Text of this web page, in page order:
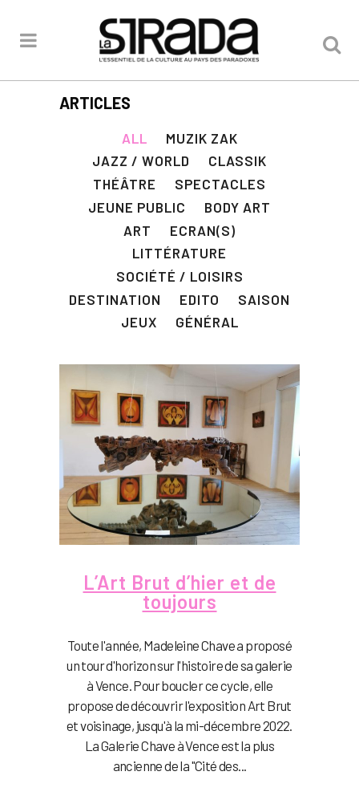
ARTICLES
ALL
MUZIK ZAK
JAZZ / WORLD
CLASSIK
THÉÂTRE
SPECTACLES
JEUNE PUBLIC
BODY ART
ART
ECRAN(S)
LITTÉRATURE
SOCIÉTÉ / LOISIRS
DESTINATION
EDITO
SAISON
JEUX
GÉNÉRAL
L’Art Brut d’hier et de
toujours
Toute l'année, Madeleine Chave a proposé
un tour d'horizon sur l'histoire de sa galerie
à Vence. Pour boucler ce cycle, elle
propose de découvrir l'exposition Art Brut
et voisinage, jusqu'à la mi-décembre 2022.
La Galerie Chave à Vence est la plus
ancienne de la "Cité des...